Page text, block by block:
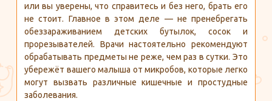
или вы уверены, что справитесь и без него, брать его
не стоит. Главное в этом деле — не пренебрегать
обеззараживанием детских бутылок, сосок и
прорезывателей. Врачи настоятельно рекомендуют
обрабатывать предметы не реже, чем раз в сутки. Это
убережёт вашего малыша от микробов, которые легко
могут вызвать различные кишечные и простудные
заболевания.